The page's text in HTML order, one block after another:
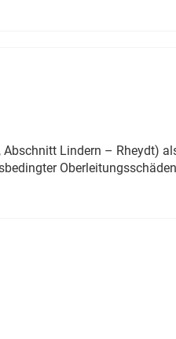
Lindern – Rheydt)